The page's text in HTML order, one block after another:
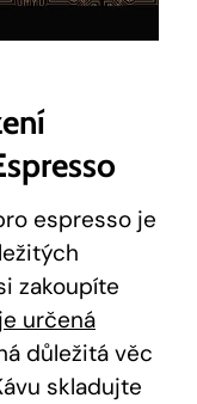
espresso je
zakoupíte
určená
důležitá věc
skladujte